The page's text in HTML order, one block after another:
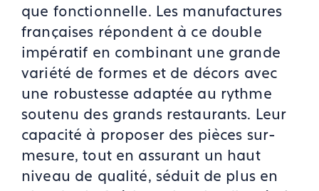
que fonctionnelle. Les manufactures
françaises répondent à ce double
impératif en combinant une grande
variété de formes et de décors avec
une robustesse adaptée au rythme
soutenu des grands restaurants. Leur
capacité à proposer des pièces sur-
mesure, tout en assurant un haut
niveau de qualité, séduit de plus en